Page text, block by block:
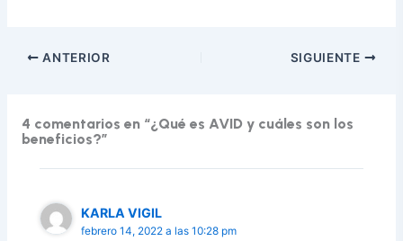
ANTERIOR SIGUIENTE
4 comentarios en “¿Qué es AVID y cuáles son los
beneficios?”
KARLA VIGIL
febrero 14, 2022 a las 10:28 pm